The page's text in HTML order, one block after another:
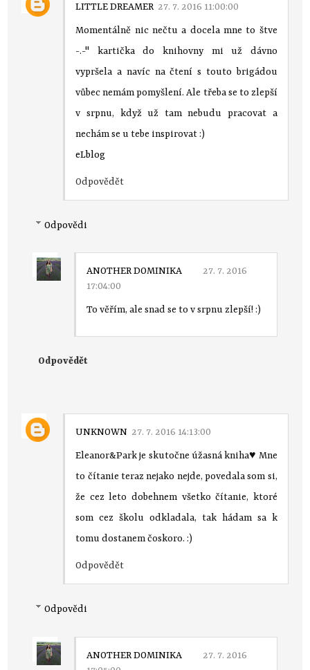
LITTLE DREAMER 27. 7. 2016 11:00:00
Momentálně nic nečtu a docela mne to štve
-.-" kartička do knihovny mi už dávno
vypršela a navíc na čtení s touto brigádou
vůbec nemám pomyšlení. Ale třeba se to zlepší
v srpnu, když už tam nebudu pracovat a
nechám se u tebe inspirovat :)
eLblog
Odpovědět
Odpovědi
ANOTHER DOMINIKA
27. 7. 2016
17:04:00
To věřím, ale snad se to v srpnu zlepší! :)
Odpovědět
UNKNOWN 27. 7. 2016 14:13:00
Eleanor&Park je skutočne úžasná kniha♥ Mne
to čítanie teraz nejako nejde, povedala som si,
že cez leto dobehnem všetko čítanie, ktoré
som cez školu odkladala, tak hádam sa k
tomu dostanem čoskoro. :)
Odpovědět
Odpovědi
ANOTHER DOMINIKA
27. 7. 2016